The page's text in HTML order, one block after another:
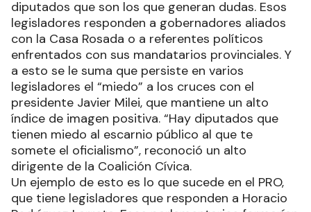
diputados que son los que generan dudas. Esos
legisladores responden a gobernadores aliados
con la Casa Rosada o a referentes políticos
enfrentados con sus mandatarios provinciales. Y
a esto se le suma que persiste en varios
legisladores el “miedo” a los cruces con el
presidente Javier Milei, que mantiene un alto
índice de imagen positiva. “Hay diputados que
tienen miedo al escarnio público al que te
somete el oficialismo”, reconoció un alto
dirigente de la Coalición Cívica.
Un ejemplo de esto es lo que sucede en el PRO,
que tiene legisladores que responden a Horacio